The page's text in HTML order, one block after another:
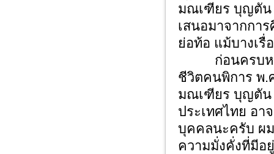
มณเฑียร บุญตัน
เสนอมาจากกา
ย่อท้อ แม้บางเรื่
ก่อนครบหนึ่ง
ชีวิตคนพิการ พ.
มณเฑียร บุญตัน
ประเทศไทย อา
บุคคลนะครับ ผ
ความมั่งคั่งที่มีอ